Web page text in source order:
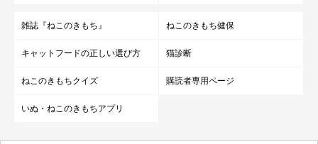
雑誌『ねこのきもち』 ねこのきもち健保
キャットフードの正しい選び方 猫診断
ねこのきもちクイズ 購読者専用ページ
いぬ・ねこのきもちアプリ